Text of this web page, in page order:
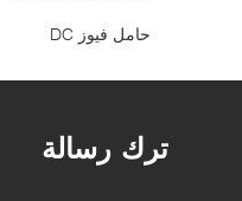
حامل فيوز DC
ترك رسالة